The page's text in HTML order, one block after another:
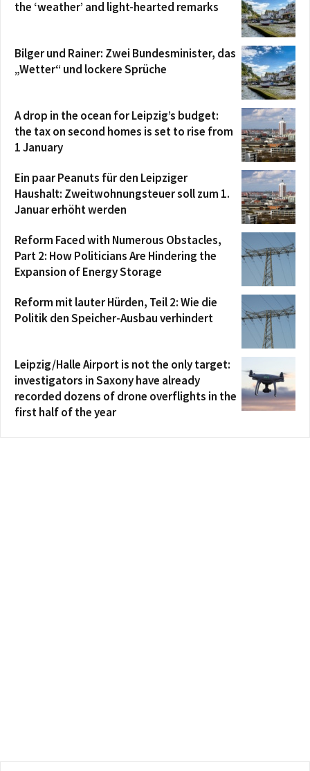
the ‘weather’ and light-hearted remarks
Bilger und Rainer: Zwei Bundesminister, das
„Wetter“ und lockere Sprüche
A drop in the ocean for Leipzig’s budget:
the tax on second homes is set to rise from
1 January
Ein paar Peanuts für den Leipziger
Haushalt: Zweitwohnungsteuer soll zum 1.
Januar erhöht werden
Reform Faced with Numerous Obstacles,
Part 2: How Politicians Are Hindering the
Expansion of Energy Storage
Reform mit lauter Hürden, Teil 2: Wie die
Politik den Speicher-Ausbau verhindert
Leipzig/Halle Airport is not the only target:
investigators in Saxony have already
recorded dozens of drone overflights in the
first half of the year